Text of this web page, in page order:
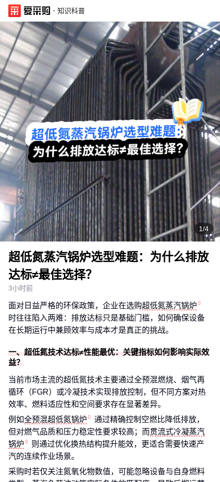
· 知识科普
1/4
超低氮蒸汽锅炉选型难题：为什么排放
达标≠最佳选择？
3小时前
面对日益严格的环保政策，企业在选购超低氮蒸汽锅炉
时往往陷入两难：排放达标只是基础门槛，如何确保设备
在长期运行中兼顾效率与成本才是真正的挑战。
一、超低氮技术达标≠性能最优：关键指标如何影响实际效
益？
当前市场主流的超低氮技术主要通过全预混燃烧、烟气再
循环（FGR）或冷凝技术实现排放控制，但不同方案对热
效率、燃料适应性和空间要求存在显著差异。
例如全预混超低氮锅炉
通过精确控制空燃比降低排放，
但对燃气品质和压力稳定性要求较高；而贯流式冷凝蒸汽
锅炉
则通过优化换热结构提升能效，更适合需要快速产
汽的连续作业场景。
采购时若仅关注氮氧化物数值，可能忽略设备与自身燃料